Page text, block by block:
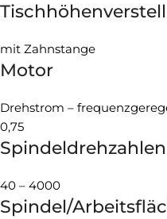
mit Zahnstange
Motor
Drehstrom –
0,75
40 – 4000
Spindel/